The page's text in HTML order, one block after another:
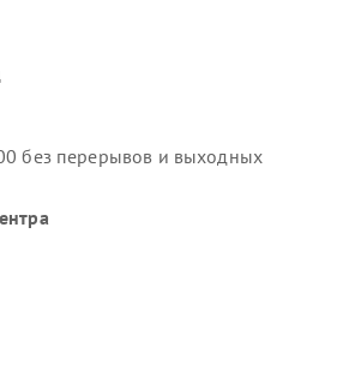
без перерывов и выходных